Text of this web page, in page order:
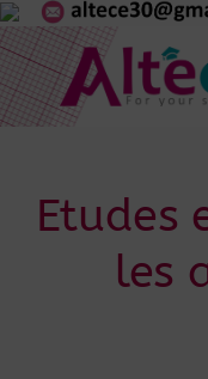
Etudes
les